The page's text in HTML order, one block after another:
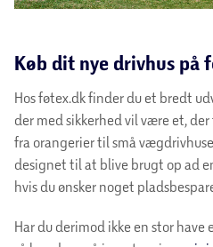
Køb dit nye drivhus på
Hos føtex.dk finder du et bredt
der med sikkerhed vil være et,
fra orangerier til små
designet til at blive brugt op ad
hvis du ønsker noget
Har du derimod ikke en stor have